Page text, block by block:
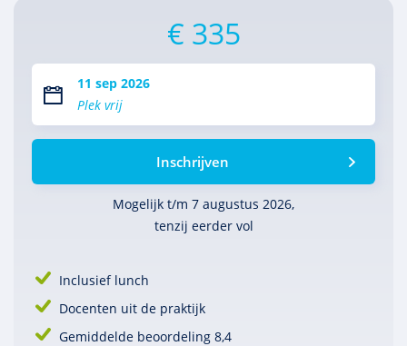
€ 335
11 sep 2026
Plek vrij
Inschrijven
Mogelijk t/m 7 augustus 2026,
tenzij eerder vol
Inclusief lunch
Docenten uit de praktijk
Gemiddelde beoordeling 8,4